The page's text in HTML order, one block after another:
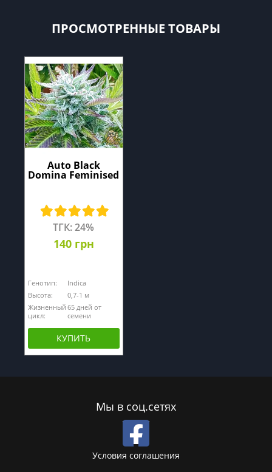
ПРОСМОТРЕННЫЕ ТОВАРЫ
Auto Black
Domina Feminised
ТГК: 24%
140 грн
Генотип:
Indica
Высота:
0,7-1 м
Жизненный
цикл:
65 дней от
семени
КУПИТЬ
Мы в соц.сетях
Условия соглашения